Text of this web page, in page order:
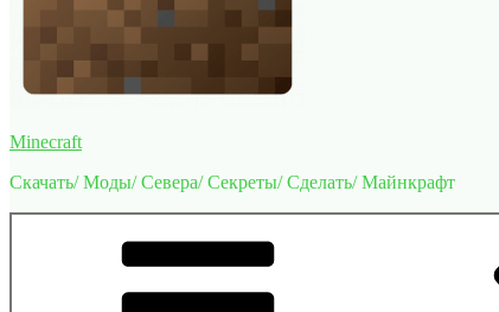
Minecraft
Скачать/ Моды/ Севера/ Секреты/ Сделать/ Майнкрафт